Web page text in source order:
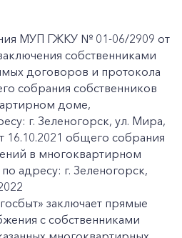
МУП ГЖКУ № 01-06/2909 от
собственниками
договоров и протокола
собрания собственников
доме,
г. Зеленогорск, ул. Мира,
16.10.2021 общего собрания
в многоквартирном
адресу: г. Зеленогорск,
заключает прямые
с собственниками